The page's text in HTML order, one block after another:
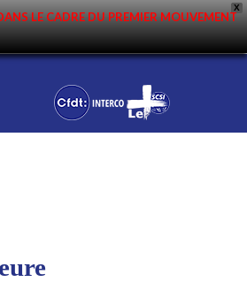
X
LE CADRE DU PREMIER MOUVEMENT